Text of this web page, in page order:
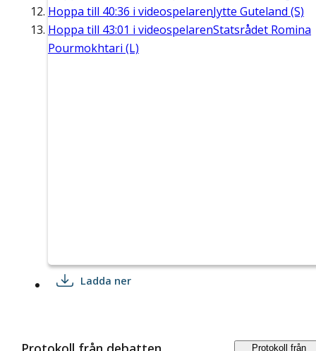
Hoppa till 40:36 i videospelarenJytte Guteland (S)
Hoppa till 43:01 i videospelarenStatsrådet Romina
Pourmokhtari (L)
Ladda ner
Protokoll från